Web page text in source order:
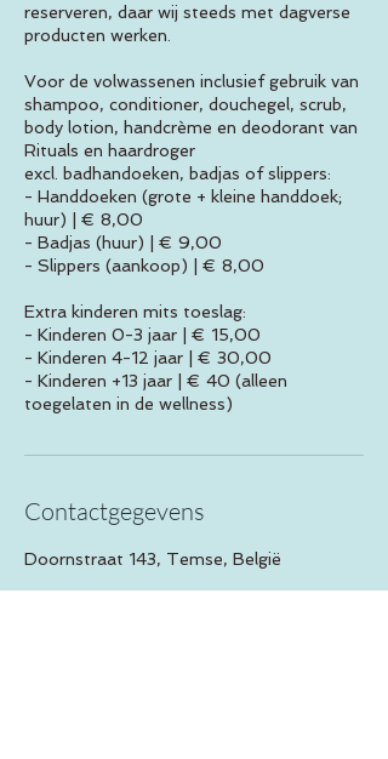
reserveren, daar wij steeds met dagverse
producten werken.
Voor de volwassenen inclusief gebruik van
shampoo, conditioner, douchegel, scrub,
body lotion, handcrème en deodorant van
Rituals en haardroger
excl. badhandoeken, badjas of slippers:
- Handdoeken (grote + kleine handdoek;
huur) | € 8,00
- Badjas (huur) | € 9,00
- Slippers (aankoop) | € 8,00
Extra kinderen mits toeslag:
- Kinderen 0-3 jaar | € 15,00
- Kinderen 4-12 jaar | € 30,00
- Kinderen +13 jaar | € 40 (alleen
toegelaten in de wellness)
Contactgegevens
Doornstraat 143, Temse, België